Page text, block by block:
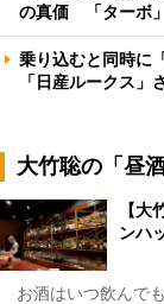
の真価 「ターボ
乗り込むと同時に
「日産ルークス
大竹聡の「昼
【
ンハ
お酒はいつ飲んで